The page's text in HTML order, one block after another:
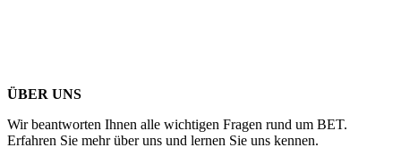
ÜBER UNS
Wir beantworten Ihnen alle wichtigen Fragen rund um BET.
Erfahren Sie mehr über uns und lernen Sie uns kennen.